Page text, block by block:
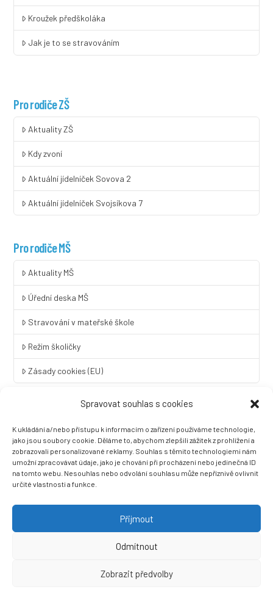
Spravovat souhlas s cookies
K ukládání a/nebo přístupu k informacím o zařízení používáme technologie,
jako jsou soubory cookie. Děláme to, abychom zlepšili zážitek z prohlížení a
zobrazovali personalizované reklamy. Souhlas s těmito technologiemi nám
umožní zpracovávat údaje, jako je chování při procházení nebo jedinečná ID
na tomto webu. Nesouhlas nebo odvolání souhlasu může nepříznivě ovlivnit
určité vlastnosti a funkce.
Přijmout
Odmítnout
Zobrazit předvolby
Kroužek předškoláka
Jak je to se stravováním
Pro rodiče ZŠ
Aktuality ZŠ
Kdy zvoní
Aktuální jídelníček Sovova 2
Aktuální jídelníček Svojsíkova 7
Pro rodiče MŠ
Aktuality MŠ
Úřední deska MŠ
Stravování v mateřské škole
Režim školičky
Zásady cookies (EU)
LINGUA UNIVERSAL soukromá základní škola a mateřská škola
s.r.o.
Sovova 2
412 01 Litoměřice
+420 416 733 690
datová schránka: 3vnipkd